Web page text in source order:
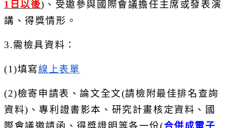
1 日以後) 、 受邀參與國際會議擔任主席或發表演
講、得獎情形。
3.需檢具資料：
(1)填寫線上表單
(2)檢寄申請表、論文全文(請檢附最佳排名查詢
資料) 、專利證書影本、研究計畫核定資料、國
際會議邀請函、得獎證明等各一份(合併成電子